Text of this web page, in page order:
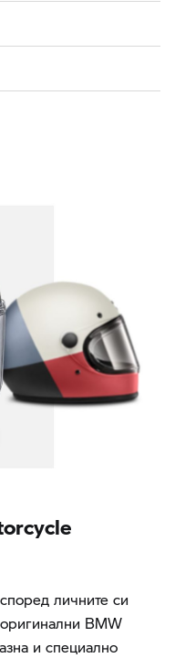
личните си
BMW
и специално